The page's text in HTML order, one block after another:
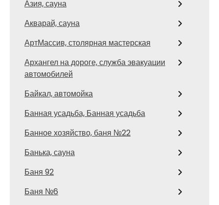
Азия, сауна
Акварай, сауна
АртМассив, столярная мастерская
Архангел на дороге, служба эвакуации
автомобилей
Байкал, автомойка
Банная усадьба, Банная усадьба
Банное хозяйство, баня №22
Банька, сауна
Баня 92
Баня №6